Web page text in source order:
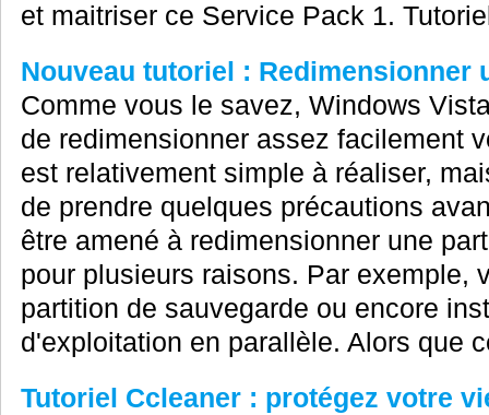
et maitriser ce Service Pack 1.
Nouveau tutoriel : Redimensionner
Comme vous le savez, Windows
de redimensionner assez facilement
est relativement simple à réaliser,
de prendre quelques précautions
être amené à redimensionner une
pour plusieurs raisons. Par exemple,
partition de sauvegarde ou encore
d'exploitation en parallèle. Alors que
Tutoriel Ccleaner : protégez votre